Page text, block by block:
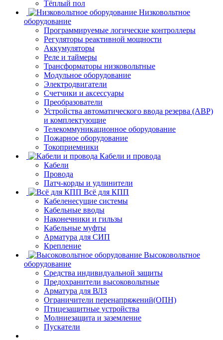
Тёплый пол
Низковольтное
оборудование
Программируемые логические контроллеры
Регуляторы реактивной мощности
Аккумуляторы
Реле и таймеры
Трансформаторы низковольтные
Модульное оборудование
Электродвигатели
Счетчики и аксессуары
Преобразователи
Устройства автоматического ввода резерва (АВР)
и комплектующие
Телекоммуникационное оборудование
Пожарное оборудование
Токоприемники
Кабели и провода
Кабели
Провода
Патч-корды и удлинители
Всё для КПП
Кабеленесущие системы
Кабельные вводы
Наконечники и гильзы
Кабельные муфты
Арматура для СИП
Крепление
Высоковольтное
оборудование
Средства индивидуальной защиты
Предохранители высоковольтные
Арматура для ВЛЗ
Ограничители перенапряжений(ОПН)
Птицезащитные устройства
Молниезащита и заземление
Пускатели